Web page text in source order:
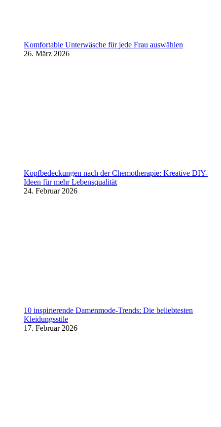
Komfortable Unterwäsche für jede Frau auswählen
26. März 2026
Kopfbedeckungen nach der Chemotherapie: Kreative DIY-
Ideen für mehr Lebensqualität
24. Februar 2026
10 inspirierende Damenmode-Trends: Die beliebtesten
Kleidungsstile
17. Februar 2026